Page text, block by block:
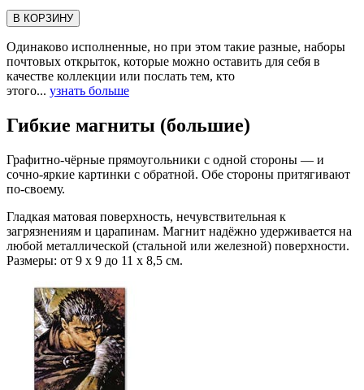
В КОРЗИНУ
Одинаково исполненные, но при этом такие разные, наборы
почтовых открыток, которые можно оставить для себя в
качестве коллекции или послать тем, кто
этого... узнать больше
Гибкие магниты (большие)
Графитно-чёрные прямоугольники с одной стороны — и
сочно-яркие картинки с обратной. Обе стороны притягивают
по-своему.
Гладкая матовая поверхность, нечувствительная к
загрязнениям и царапинам. Магнит надёжно удерживается на
любой металлической (стальной или железной) поверхности.
Размеры: от 9 х 9 до 11 х 8,5 см.